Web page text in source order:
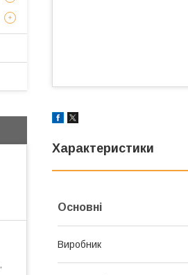
Характеристики
Основні
Виробник